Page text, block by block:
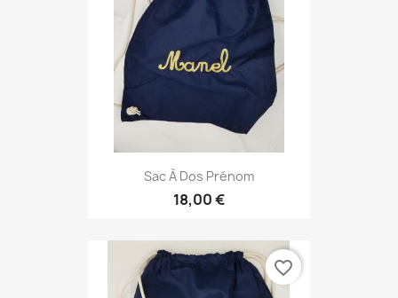
Sac À Dos Prénom
18,00 €
favorite_border